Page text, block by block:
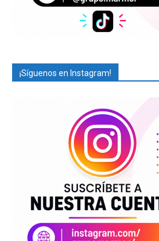
¡Síguenos en Instagram!